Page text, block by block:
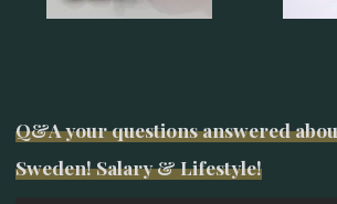
Q&A your questions answered
Sweden! Salary & Lifestyle!